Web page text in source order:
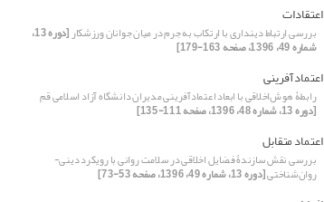
اعتقادات
بررسی ارتباط دینداری با ارتکاب به جرم در میان جوانان ورزشکار [دوره 13،
شماره 49، 1396، صفحه 163-179]
اعتمادآفرینی
رابطۀ هوش‌اخلاقی با ابعاد اعتمادآفرینی مدیران دانشگاه آزاد اسلامی قم
[دوره 13، شماره 48، 1396، صفحه 111-135]
اعتماد متقابل
بررسی نقش سازندۀ فضایل اخلاقی در سلامت روانی با رویکرد دینی-
روان‌شناختی[دوره 13، شماره 49، 1396، صفحه 53-73]